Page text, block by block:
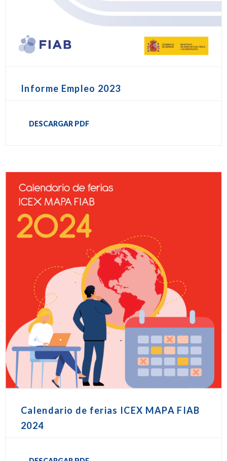
Informe Empleo 2023
DESCARGAR PDF
Calendario de ferias ICEX MAPA FIAB
2024